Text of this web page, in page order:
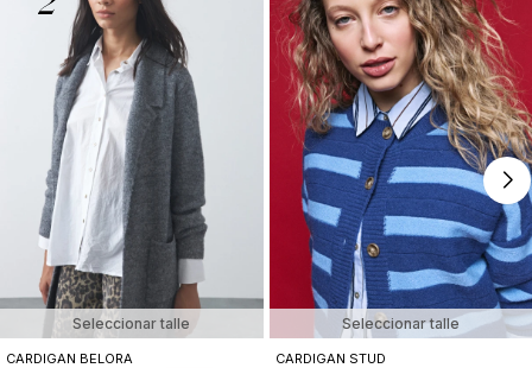
Seleccionar talle
CARDIGAN BELORA
Seleccionar talle
CARDIGAN STUD